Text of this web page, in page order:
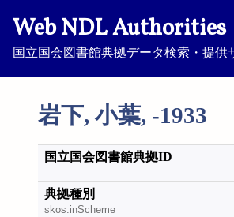
Web NDL Authorities
国立国会図書館典拠データ検索・提供
岩下, 小葉, -1933
国立国会図書館典拠ID
典拠種別
skos:inScheme